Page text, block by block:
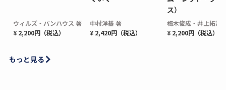
ウィルズ・パンハウス 著
¥ 2,200円（税込）
中村洋基 著
¥ 2,420円（税込）
ス）
梅木俊成・井上拓海
¥ 2,200円（税込）
もっと見る